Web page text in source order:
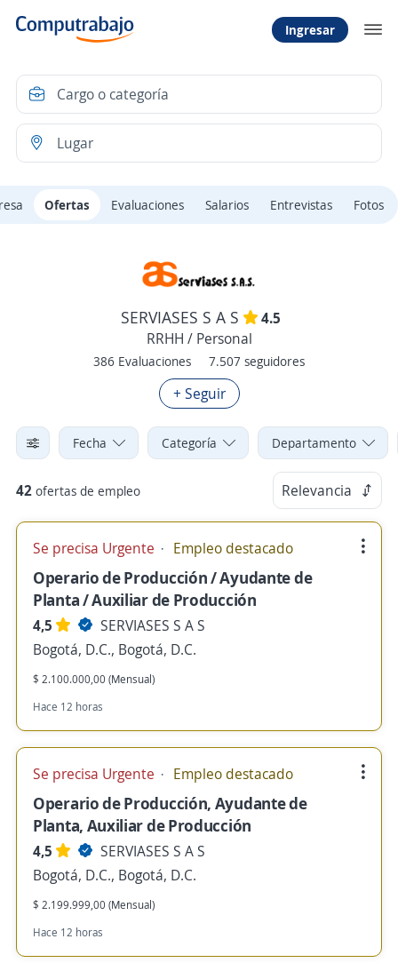
Ingresar
Ofertas Evaluaciones Salarios Entrevistas Fotos
SERVIASES S A S
4.5
RRHH / Personal
386 Evaluaciones 7.507 seguidores
+ Seguir
Fecha Categoría Departamento
42 ofertas de empleo Relevancia
Se precisa Urgente Empleo destacado
Operario de Producción / Ayudante de
Planta / Auxiliar de Producción
4,5
SERVIASES S A S
Bogotá, D.C., Bogotá, D.C.
$ 2.100.000,00 (Mensual)
Hace 12 horas
Se precisa Urgente Empleo destacado
Operario de Producción, Ayudante de
Planta, Auxiliar de Producción
4,5
SERVIASES S A S
Bogotá, D.C., Bogotá, D.C.
$ 2.199.999,00 (Mensual)
Hace 12 horas